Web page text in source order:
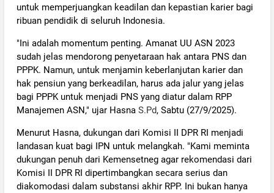
untuk memperjuangkan keadilan dan kepastian karier bagi
ribuan pendidik di seluruh Indonesia.
"Ini adalah momentum penting. Amanat UU ASN 2023
sudah jelas mendorong penyetaraan hak antara PNS dan
PPPK. Namun, untuk menjamin keberlanjutan karier dan
hak pensiun yang berkeadilan, harus ada jalur yang jelas
bagi PPPK untuk menjadi PNS yang diatur dalam RPP
Manajemen ASN," ujar Hasna S.Pd, Sabtu (27/9/2025).
Menurut Hasna, dukungan dari Komisi II DPR RI menjadi
landasan kuat bagi IPN untuk melangkah. "Kami meminta
dukungan penuh dari Kemensetneg agar rekomendasi dari
Komisi II DPR RI dipertimbangkan secara serius dan
diakomodasi dalam substansi akhir RPP. Ini bukan hanya